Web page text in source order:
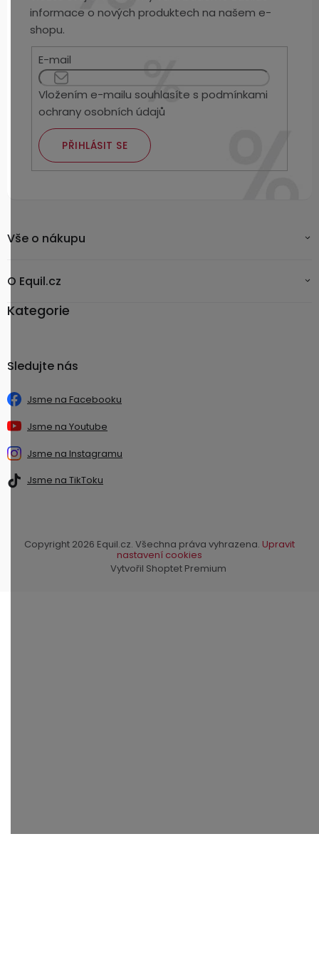
informace o nových produktech na našem e-
shopu.
E-mail
Vložením e-mailu souhlasíte spodmínkami
ochrany osobních údajů
PŘIHLÁSIT SE
Vše o nákupu
O Equil.cz
Kategorie
Sledujte nás
Jsme na Facebooku
Jsme na Youtube
Jsme na Instagramu
Jsme na TikToku
Vytvořil Shoptet Premium
Copyright 2026 Equil.cz. Všechna práva vyhrazena. Upravit
nastavení cookies